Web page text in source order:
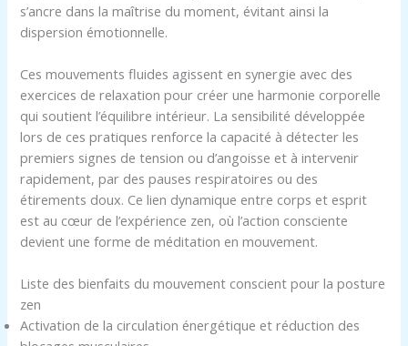
s’ancre dans la maîtrise du moment, évitant ainsi la
dispersion émotionnelle.
Ces mouvements fluides agissent en synergie avec des
exercices de relaxation pour créer une harmonie corporelle
qui soutient l’équilibre intérieur. La sensibilité développée
lors de ces pratiques renforce la capacité à détecter les
premiers signes de tension ou d’angoisse et à intervenir
rapidement, par des pauses respiratoires ou des
étirements doux. Ce lien dynamique entre corps et esprit
est au cœur de l’expérience zen, où l’action consciente
devient une forme de méditation en mouvement.
Liste des bienfaits du mouvement conscient pour la posture
zen
Activation de la circulation énergétique et réduction des